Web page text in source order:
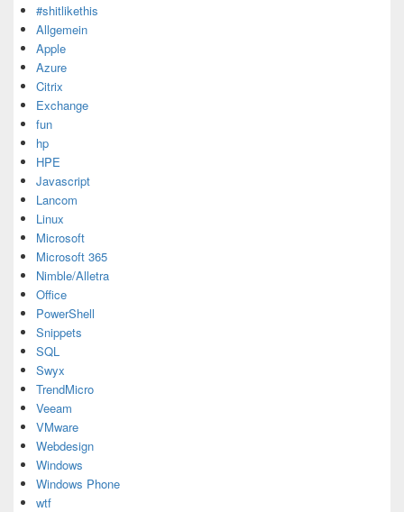
#shitlikethis
Allgemein
Apple
Azure
Citrix
Exchange
fun
hp
HPE
Javascript
Lancom
Linux
Microsoft
Microsoft 365
Nimble/Alletra
Office
PowerShell
Snippets
SQL
Swyx
TrendMicro
Veeam
VMware
Webdesign
Windows
Windows Phone
wtf